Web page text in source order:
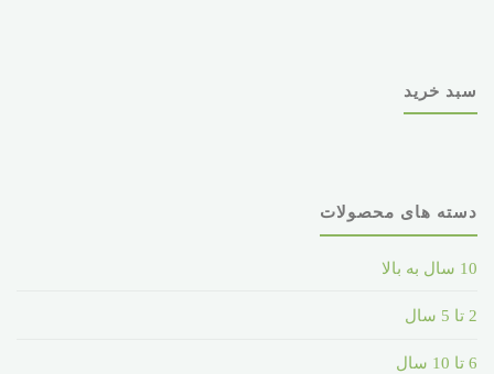
سبد خرید
دسته های محصولات
10 سال به بالا
2 تا 5 سال
6 تا 10 سال